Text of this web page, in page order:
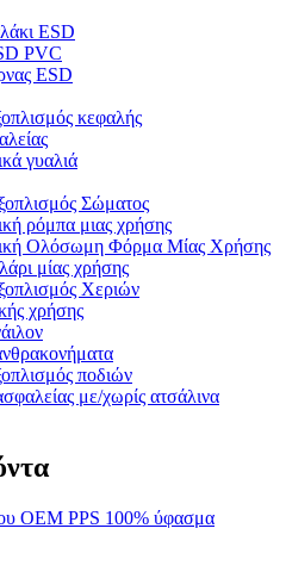
ESD
PVC
ESD
κεφαλής
γυαλιά
Σώματος
ρόμπα μιας χρήσης
Ολόσωμη Φόρμα Μίας Χρήσης
μίας χρήσης
Χεριών
χρήσης
ποδιών
με/χωρίς ατσάλινα